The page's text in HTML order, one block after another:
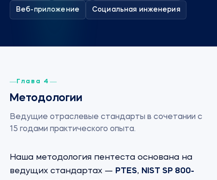
Веб-приложение Социальная инженерия
Глава 4
Методологии
Ведущие отраслевые стандарты в сочетании с
15 годами практического опыта.
Наша методология пентеста основана на
ведущих стандартах — PTES, NIST SP 800-